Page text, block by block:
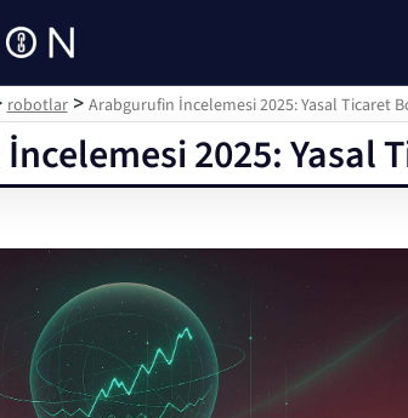
robotlar> Arabgurufin İncelemesi 2025: Yasal Ticaret
2025: Yasal